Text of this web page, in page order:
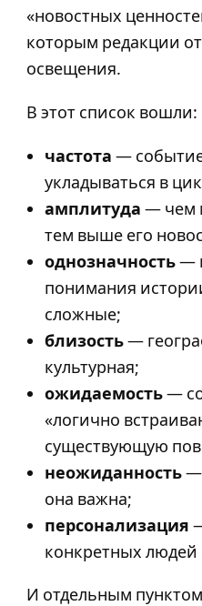
«новостных
которым редакции
освещения.
В этот список вошли:
частота —
укладываться в
амплитуда — чем
тем выше его
однозначность—
понимания
сложные;
близость—
культурная;
ожидаемость—
«логично
существующую
неожиданность—
она важна;
персонализация
конкретных
И отдельным